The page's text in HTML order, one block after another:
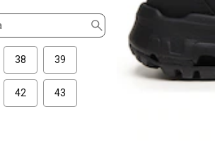
38 39
42 43